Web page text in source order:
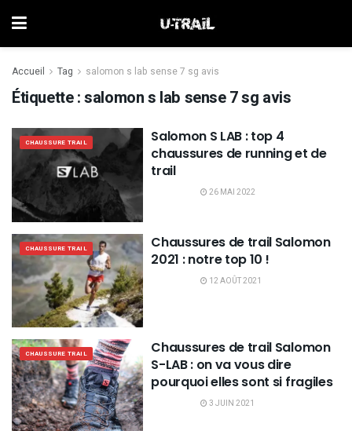
Accueil Tag salomon s lab sense 7 sg avis
Étiquette :salomon s lab sense 7 sg avis
CHAUSSURE TRAIL
Salomon S LAB : top 4
chaussures de running et de
trail
26 MAI 2022
CHAUSSURE TRAIL
Chaussures de trail Salomon
2021 : notre top 10 !
12 AOÛT 2021
CHAUSSURE TRAIL
Chaussures de trail Salomon
S-LAB : on va vous dire
pourquoi elles sont si fragiles
3 JUIN 2021